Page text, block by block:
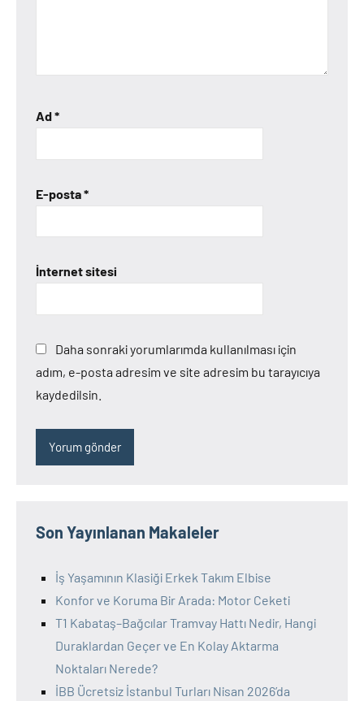
Ad*
E-posta*
İnternet sitesi
Daha sonraki yorumlarımda kullanılması için
adım, e-posta adresim ve site adresim bu tarayıcıya
kaydedilsin.
Son Yayınlanan Makaleler
İş Yaşamının Klasiği Erkek Takım Elbise
Konfor ve Koruma Bir Arada: Motor Ceketi
T1 Kabataş–Bağcılar Tramvay Hattı Nedir, Hangi
Duraklardan Geçer ve En Kolay Aktarma
Noktaları Nerede?
İBB Ücretsiz İstanbul Turları Nisan 2026’da